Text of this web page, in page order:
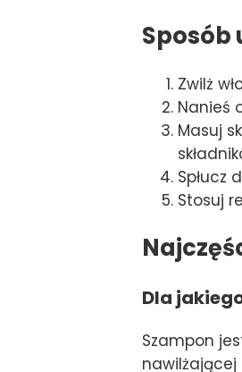
Sposób
Zwilż
Nanieś
Masuj
Spłucz
Stosuj
Dla
Szampon
nawilżającej